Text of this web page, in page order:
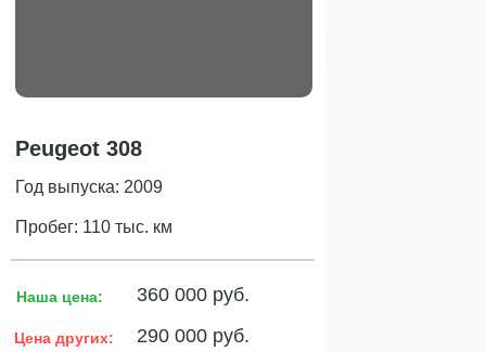
Peugeot 308
Пробег: 110 тыс. км
Наша цена:
Цена других:
Год выпуска: 2009
360 000 руб.
290 000 руб.